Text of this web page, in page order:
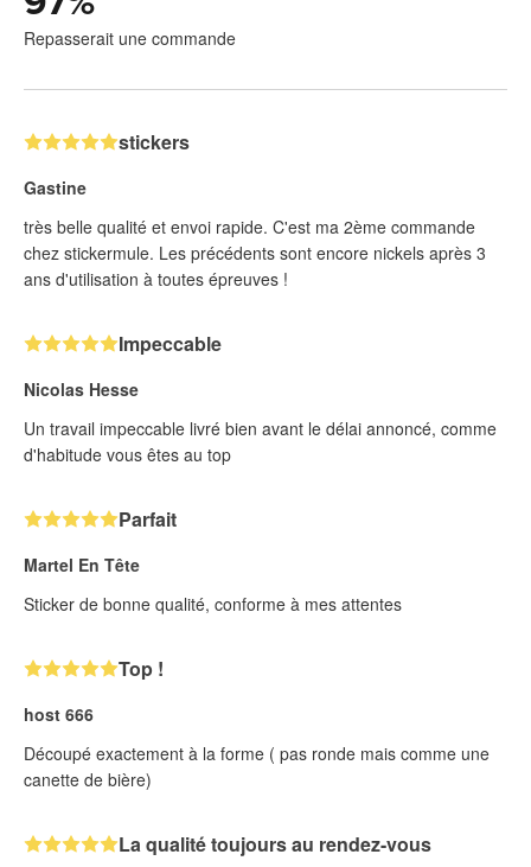
Repasserait une commande
stickers
Gastine
très belle qualité et envoi rapide. C'est ma 2ème commande
chez stickermule. Les précédents sont encore nickels après 3
ans d'utilisation à toutes épreuves !
Impeccable
Nicolas Hesse
Un travail impeccable livré bien avant le délai annoncé, comme
d'habitude vous êtes au top
Parfait
Martel En Tête
Sticker de bonne qualité, conforme à mes attentes
Top !
host 666
Découpé exactement à la forme ( pas ronde mais comme une
canette de bière)
La qualité toujours au rendez-vous